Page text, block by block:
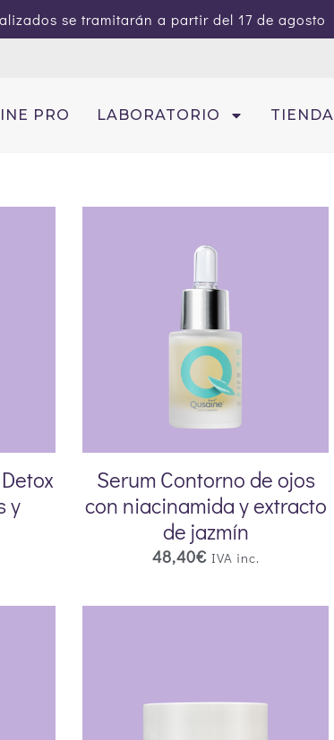
se tramitarán a partir del 17 de agosto
PRO LABORATORIO TIENDA
y
Serum Contorno de ojos
con niacinamida y extracto
de jazmín
48,40€ IVA inc.